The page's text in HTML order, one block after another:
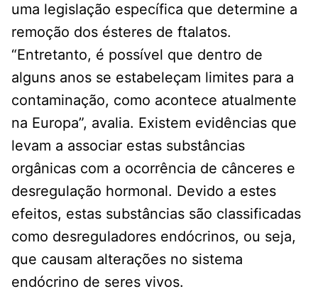
uma legislação específica que determine a
remoção dos ésteres de ftalatos.
“Entretanto, é possível que dentro de
alguns anos se estabeleçam limites para a
contaminação, como acontece atualmente
na Europa”, avalia. Existem evidências que
levam a associar estas substâncias
orgânicas com a ocorrência de cânceres e
desregulação hormonal. Devido a estes
efeitos, estas substâncias são classificadas
como desreguladores endócrinos, ou seja,
que causam alterações no sistema
endócrino de seres vivos.